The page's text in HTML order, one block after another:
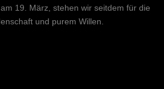
19. März, stehen wir seitdem für die
und purem Willen.